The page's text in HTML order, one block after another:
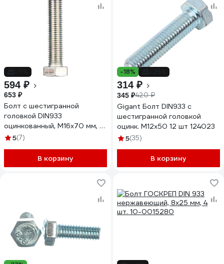
594 ₽
653 ₽
Болт с шестигранной
головкой DIN933
оцинкованный, М16x70 мм, 12
шт в коробке с окном Zitar
5(7)
В корзину
-18%
314 ₽
345 ₽420 ₽
Gigant Болт DIN933 с
шестигранной головкой
оцинк. М12x50 12 шт 124023
5(35)
В корзину